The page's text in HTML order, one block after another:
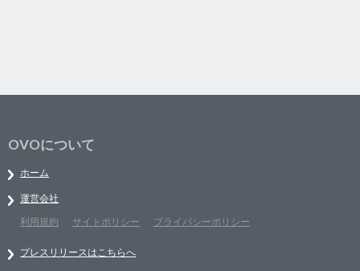
OVOについて
ホーム
運営会社
利用規約
サイトポリシー プライバシーポリシー
プレスリリースはこちらへ